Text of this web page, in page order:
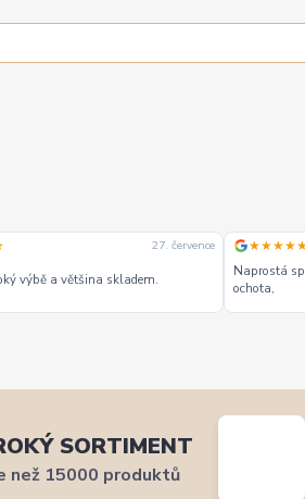
27. července
výbě a většina skladem.
Naprostá
ochota,
SORTIMENT
než 15000 produktů